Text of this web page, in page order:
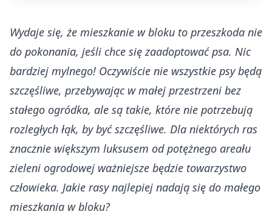
Wydaje się, że mieszkanie w bloku to przeszkoda nie
do pokonania, jeśli chce się zaadoptować psa. Nic
bardziej mylnego! Oczywiście nie wszystkie psy będą
szczęśliwe, przebywając w małej przestrzeni bez
stałego ogródka, ale są takie, które nie potrzebują
rozległych łąk, by być szczęśliwe. Dla niektórych ras
znacznie większym luksusem od potężnego areału
zieleni ogrodowej ważniejsze będzie towarzystwo
człowieka. Jakie rasy najlepiej nadają się do małego
mieszkania w bloku?